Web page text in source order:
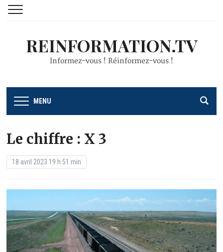
REINFORMATION.TV
Informez-vous ! Réinformez-vous !
MENU
Le chiffre : X 3
18 avril 2023 19 h 51 min